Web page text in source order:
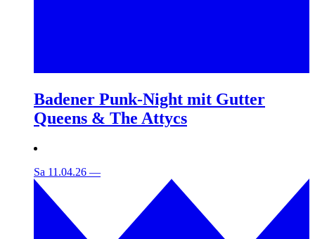
Badener Punk-Night mit Gutter
Queens & The Attycs
Sa 11.04.26 —